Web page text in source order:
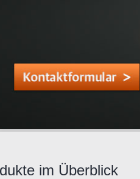
im Überblick